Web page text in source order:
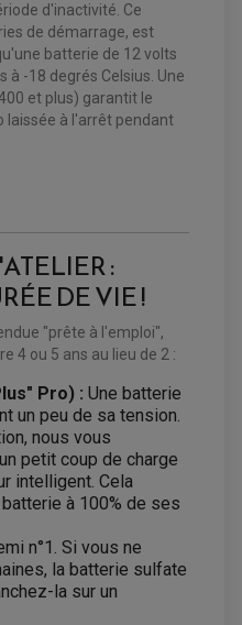
SCOOTER
QUAD ET SSV
ET ENDURO
d'inactivité. Ce
de démarrage, est
batterie de 12 volts
à -18 degrés Celsius. Une
et plus) garantit le
laissée à l'arrêt pendant
:
DE VIE !
"prête à l'emploi",
4 ou 5 ans au lieu de 2 :
Pro) : Une batterie
un peu de sa tension.
nous vous
petit coup de charge
intelligent. Cela
à 100% de ses
n°1. Si vous ne
la batterie sulfate
la sur un